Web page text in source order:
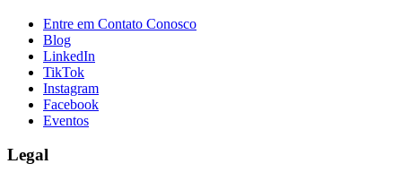
Entre em Contato Conosco
Blog
LinkedIn
TikTok
Instagram
Facebook
Eventos
Legal